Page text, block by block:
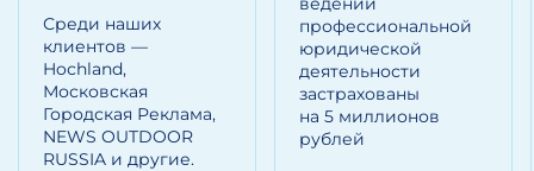
Среди наших
клиентов —
Hoсhland,
Московская
Городская Реклама,
NEWS OUTDOOR
RUSSIA и другие.
профессиональной
юридической
деятельности
застрахованы
на 5 миллионов
рублей